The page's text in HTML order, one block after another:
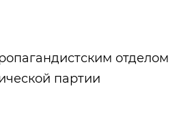
отделом
партии